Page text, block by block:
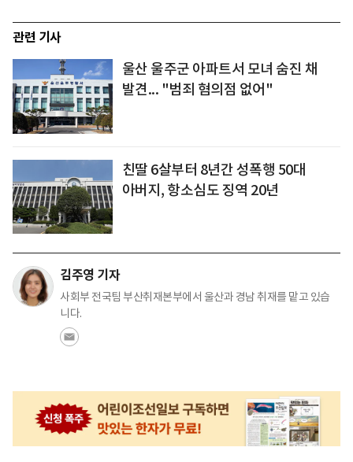
관련 기사
울산 울주군 아파트서 모녀 숨진 채
발견... "범죄 혐의점 없어"
친딸 6살부터 8년간 성폭행 50대
아버지, 항소심도 징역 20년
김주영 기자
사회부 전국팀 부산취재본부에서 울산과 경남 취재를 맡고 있습
니다.